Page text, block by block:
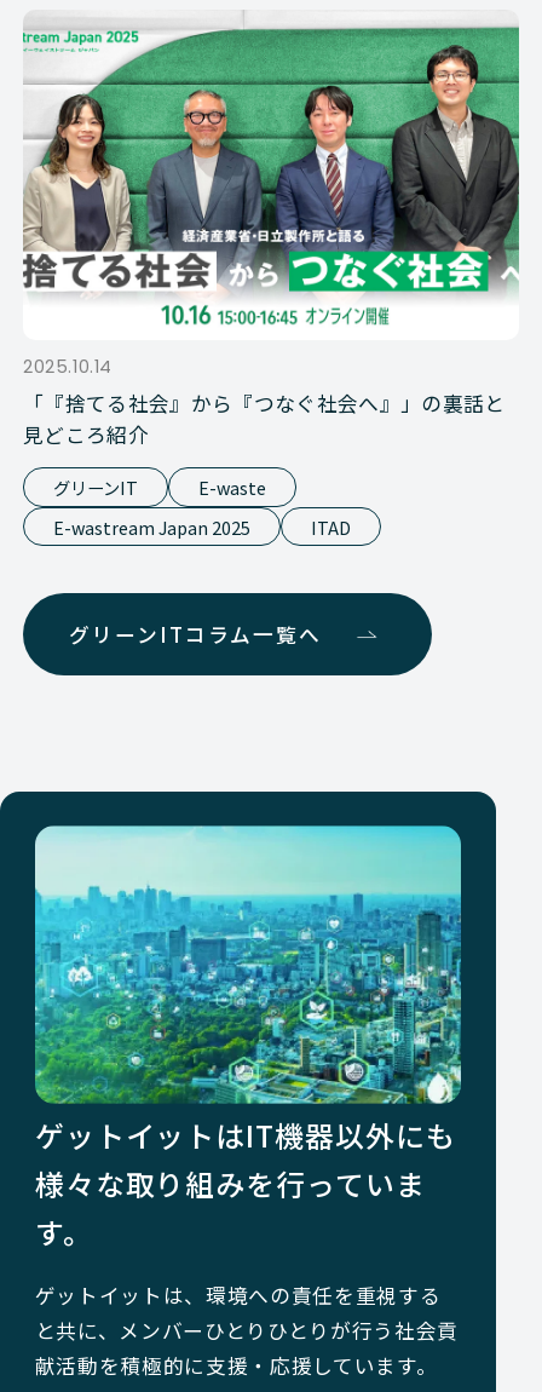
2025.10.14
「『捨てる社会』から『つなぐ社会へ』」の裏話と
見どころ紹介
グリーンIT
E-waste
E-wastream Japan 2025
ITAD
グリーンITコラム一覧へ
ゲットイットはIT機器以外にも
様々な取り組みを行っていま
す。
ゲットイットは、環境への責任を重視する
と共に、メンバーひとりひとりが行う社会貢
献活動を積極的に支援・応援しています。